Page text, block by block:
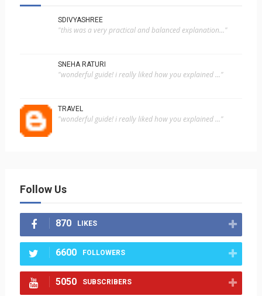
SDIVYASHREE
"this was a very practical and balanced explanation..."
SNEHA RATURI
"wonderful guide! i really liked how you explained ..."
TRAVEL
"wonderful guide! i really liked how you explained ..."
Follow Us
870 LIKES
6600 FOLLOWERS
5050 SUBSCRIBERS